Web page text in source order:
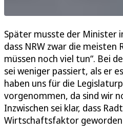
Später musste der Minister
dass NRW zwar die meisten
müssen noch viel tun“. Bei
sei weniger passiert, als er
haben uns für die
vorgenommen, da sind wir
Inzwischen sei klar, dass
Wirtschaftsfaktor geworden